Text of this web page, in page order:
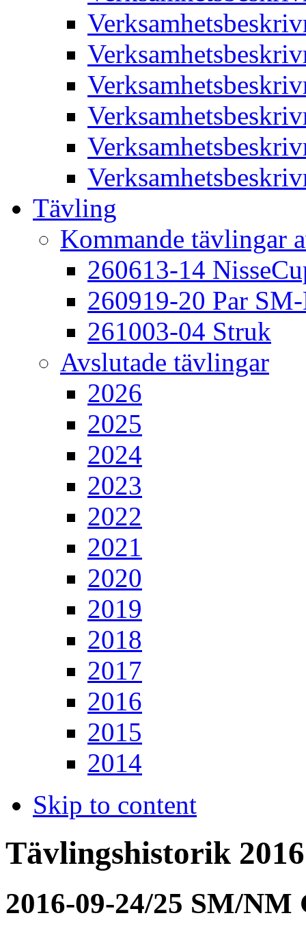
Tävling
Kommande tävlingar
260613-14
260919-20 Par
261003-04 Struk
Avslutade tävlingar
2026
2025
2024
2023
2022
2021
2020
2019
2018
2017
2016
2015
2014
Skip to content
Tävlingshistorik 2016
2016-09-24/25 SM/